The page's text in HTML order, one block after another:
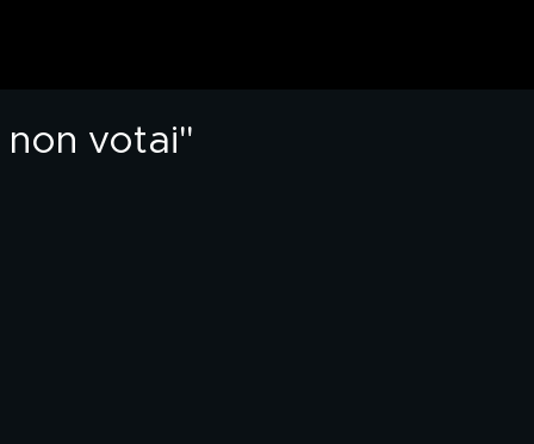
votai"